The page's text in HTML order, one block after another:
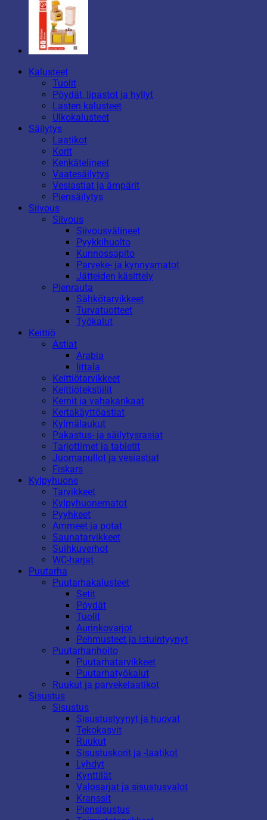
Kalusteet
Tuolit
Pöydät, lipastot ja hyllyt
Lasten kalusteet
Ulkokalusteet
Säilytys
Laatikot
Korit
Kenkätelineet
Vaatesäilytys
Vesiastiat ja ämpärit
Piensäilytys
Siivous
Siivous
Siivousvälineet
Pyykkihuolto
Kunnossapito
Parveke- ja kynnysmatot
Jätteiden käsittely
Pienrauta
Sähkötarvikkeet
Turvatuotteet
Työkalut
Keittiö
Astiat
Arabia
Iittala
Keittiötarvikkeet
Keittiötekstiilit
Kernit ja vahakankaat
Kertakäyttöastiat
Kylmälaukut
Pakastus- ja säilytysrasiat
Tarjottimet ja tabletit
Juomapullot ja vesiastiat
Fiskars
Kylpyhuone
Tarvikkeet
Kylpyhuonematot
Pyyhkeet
Ammeet ja potat
Saunatarvikkeet
Suihkuverhot
WC-harjat
Puutarha
Puutarhakalusteet
Setit
Pöydät
Tuolit
Aurinkovarjot
Pehmusteet ja istuintyynyt
Puutarhanhoito
Puutarhatarvikkeet
Puutarhatyökalut
Ruukut ja parvekelaatikot
Sisustus
Sisustus
Sisustustyynyt ja huovat
Tekokasvit
Ruukut
Sisustuskorit ja -laatikot
Lyhdyt
Kynttilät
Valosarjat ja sisustusvalot
Kranssit
Piensisustus